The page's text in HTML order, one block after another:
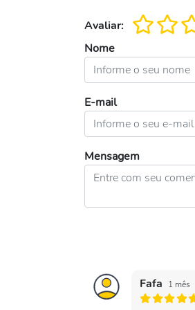
Avaliar:
Nome
E-mail
Mensagem
Fafa 1 mês